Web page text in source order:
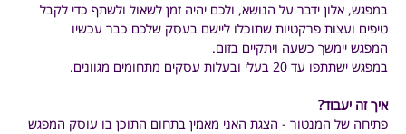
במפגש, אלון ידבר על הנושא, ולכם יהיה זמן לשאול ולשתף כדי לקבל
טיפים ועצות פרקטיות שתוכלו ליישם בעסק שלכם כבר עכשיו
המפגש יימשך כשעה ויתקיים בזום.
במפגש ישתתפו עד 20 בעלי ובעלות עסקים מתחומים מגוונים.
איך זה יעבוד?
פתיחה של המנטור - הצגת האני מאמין בתחום התוכן בו עוסק המפגש